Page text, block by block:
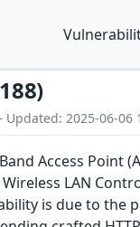
Updated: 2025-06-06
Access Point
Wireless LAN
is due to the